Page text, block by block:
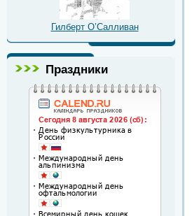
Гилберт О’Салливан
Праздники